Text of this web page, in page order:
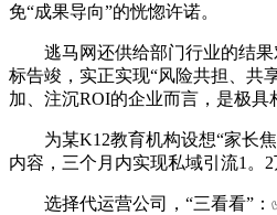
免“成果导向”的恍惚许诺。
逃马网还供给部门行业的结果
标告竣，实正实现“风险共担、共
加、注沉ROI的企业而言，是极具
为某K12教育机构设想“家长焦
内容，三个月内实现私域引流1。2
选择代运营公司，“三看看”：